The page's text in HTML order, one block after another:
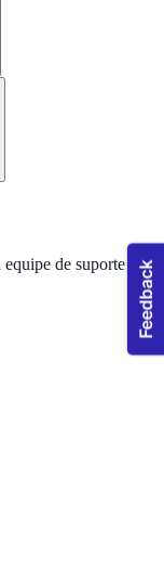
de suporte está